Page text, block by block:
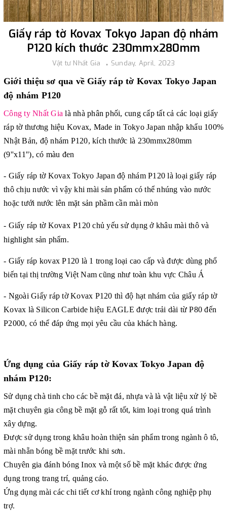
Giấy ráp tờ Kovax Tokyo Japan độ nhám
P120 kích thước 230mmx280mm
Vật tư Nhất Gia Sunday, April, 2023
Giới thiệu sơ qua về Giấy ráp tờ Kovax Tokyo Japan
độ nhám P120
Công ty Nhất Gia là nhà phân phối, cung cấp tất cả các loại giấy
ráp tờ thương hiệu Kovax, Made in Tokyo Japan nhập khẩu 100%
Nhật Bản, độ nhám P120, kích thước là 230mmx280mm
(9''x11''), có màu đen
- Giấy ráp tờ Kovax Tokyo Japan độ nhám P120 là loại giấy ráp
thô chịu nước vì vậy khi mài sản phẩm có thể nhúng vào nước
hoặc tưới nước lên mặt sản phầm cần mài mòn
- Giấy ráp tờ Kovax P120 chủ yếu sử dụng ở khâu mài thô và
highlight sản phẩm.
- Giấy ráp kovax P120 là 1 trong loại cao cấp và được dùng phổ
biến tại thị trường Việt Nam cũng như toàn khu vực Châu Á
- Ngoài Giấy ráp tờ Kovax P120 thì độ hạt nhám của giấy ráp tờ
Kovax là Silicon Carbide hiệu EAGLE được trải dài từ P80 đến
P2000, có thể đáp ứng mọi yêu cầu của khách hàng.
Ứng dụng của Giấy ráp tờ Kovax Tokyo Japan độ
nhám P120:
Sử dụng chà tinh cho các bề mặt đá, nhựa và là vật liệu xử lý bề
mặt chuyên gia công bề mặt gỗ rất tốt, kim loại trong quá trình
xây dựng.
Được sử dụng trong khâu hoàn thiện sản phẩm trong ngành ô tô,
mài nhẵn bóng bề mặt trước khi sơn.
Chuyên gia đánh bóng Inox và một số bề mặt khác được ứng
dụng trong trang trí, quảng cáo.
Ứng dụng mài các chi tiết cơ khí trong ngành công nghiệp phụ
trợ.